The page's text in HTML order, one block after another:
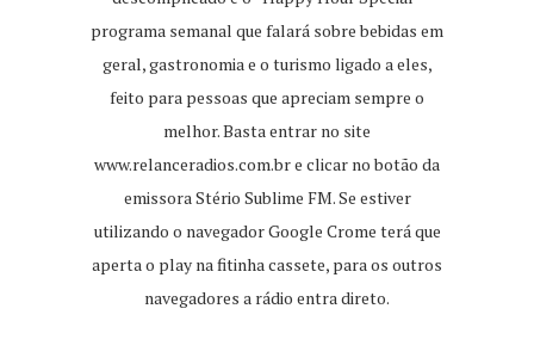
programa semanal que falará sobre bebidas em
geral, gastronomia e o turismo ligado a eles,
feito para pessoas que apreciam sempre o
melhor. Basta entrar no site
www.relanceradios.com.bre clicar no botão da
emissora Stério Sublime FM. Se estiver
utilizando o navegador Google Crome terá que
aperta o play na fitinha cassete, para os outros
navegadores a rádio entra direto.